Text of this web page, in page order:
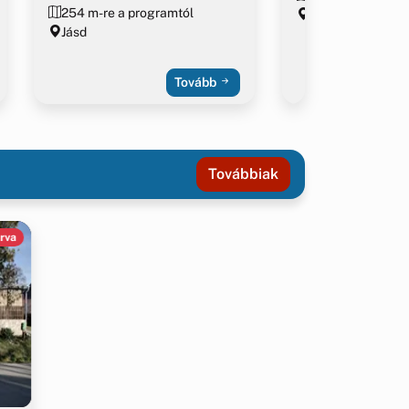
254 m-re a programtól
Jásd
Tovább
Továbbiak